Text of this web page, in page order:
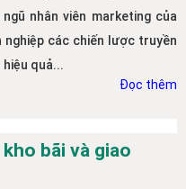
nhân viên marketing của
các chiến lược truyền
quả...
Đọc thêm
bãi và giao